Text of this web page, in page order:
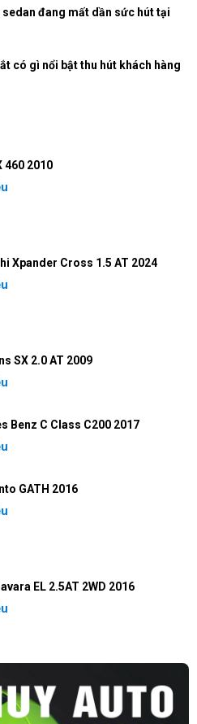
đang mất dần sức hút tại
có gì nổi bật thu hút khách hàng
460 2010
Xpander Cross 1.5 AT 2024
SX 2.0 AT 2009
Benz C Class C200 2017
GATH 2016
EL 2.5AT 2WD 2016